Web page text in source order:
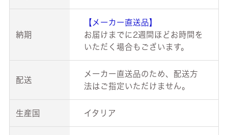
納期
【メーカー直送品】
お届けまでに2週間ほどお時間を
いただく場合もございます。
配送
メーカー直送品のため、配送方
法はご指定いただけません。
生産国 イタリア